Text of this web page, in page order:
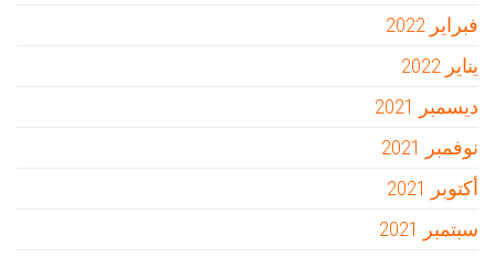
فبراير 2022
يناير 2022
ديسمبر 2021
نوفمبر 2021
أكتوبر 2021
سبتمبر 2021